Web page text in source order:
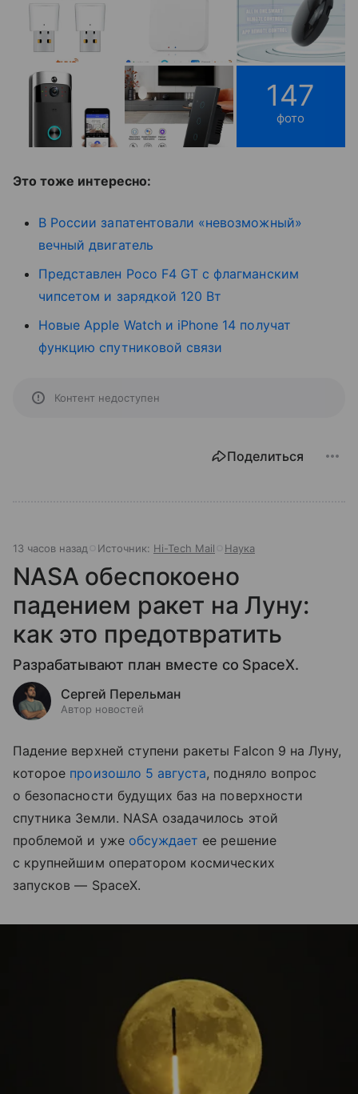
147
фото
Это тоже интересно:
В России запатентовали «невозможный»
вечный двигатель
Представлен Poco F4 GT с флагманским
чипсетом и зарядкой 120 Вт
Новые Apple Watch и iPhone 14 получат
функцию спутниковой связи
Контент недоступен
Поделиться
13 часов назад Источник: Hi-Tech Mail Наука
NASA обеспокоено
падением ракет на Луну:
как это предотвратить
Разрабатывают план вместе со SpaceX.
Сергей Перельман
Автор новостей
Падение верхней ступени ракеты Falcon 9 на Луну,
которое произошло 5 августа, подняло вопрос
о безопасности будущих баз на поверхности
спутника Земли. NASA озадачилось этой
проблемой и уже обсуждает ее решение
с крупнейшим оператором космических
запусков — SpaceX.